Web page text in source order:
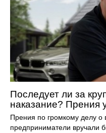
Последует ли за
наказание? Прения
Прения по громкому делу о
предприниматели вручали